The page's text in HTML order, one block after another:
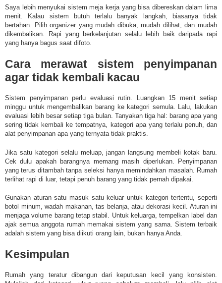
Saya lebih menyukai sistem meja kerja yang bisa dibereskan dalam lima
menit. Kalau sistem butuh terlalu banyak langkah, biasanya tidak
bertahan. Pilih organizer yang mudah dibuka, mudah dilihat, dan mudah
dikembalikan. Rapi yang berkelanjutan selalu lebih baik daripada rapi
yang hanya bagus saat difoto.
Cara merawat sistem penyimpanan
agar tidak kembali kacau
Sistem penyimpanan perlu evaluasi rutin. Luangkan 15 menit setiap
minggu untuk mengembalikan barang ke kategori semula. Lalu, lakukan
evaluasi lebih besar setiap tiga bulan. Tanyakan tiga hal: barang apa yang
sering tidak kembali ke tempatnya, kategori apa yang terlalu penuh, dan
alat penyimpanan apa yang ternyata tidak praktis.
Jika satu kategori selalu meluap, jangan langsung membeli kotak baru.
Cek dulu apakah barangnya memang masih diperlukan. Penyimpanan
yang terus ditambah tanpa seleksi hanya memindahkan masalah. Rumah
terlihat rapi di luar, tetapi penuh barang yang tidak pernah dipakai.
Gunakan aturan satu masuk satu keluar untuk kategori tertentu, seperti
botol minum, wadah makanan, tas belanja, atau dekorasi kecil. Aturan ini
menjaga volume barang tetap stabil. Untuk keluarga, tempelkan label dan
ajak semua anggota rumah memakai sistem yang sama. Sistem terbaik
adalah sistem yang bisa diikuti orang lain, bukan hanya Anda.
Kesimpulan
Rumah yang teratur dibangun dari keputusan kecil yang konsisten.